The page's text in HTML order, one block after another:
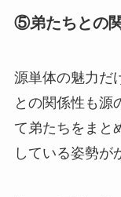
⑤弟たちとの
源単体の魅力だ
との関係性も源
て弟たちをまと
している姿勢が